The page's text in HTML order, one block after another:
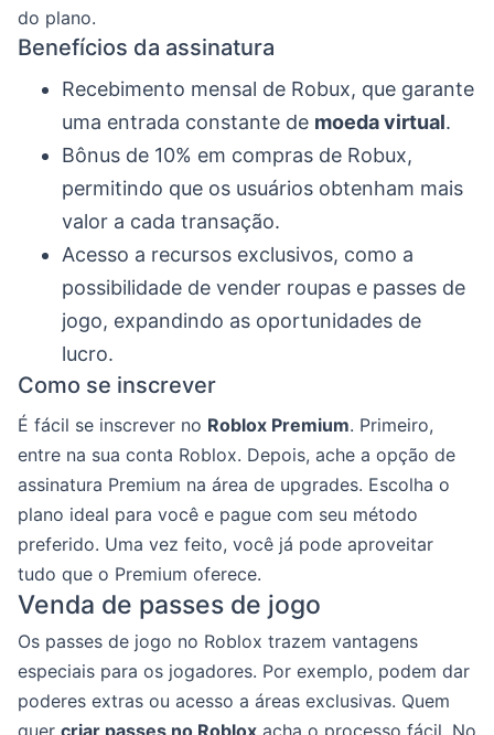
do plano.
Benefícios da assinatura
Recebimento mensal de Robux, que garante
uma entrada constante de moeda virtual.
Bônus de 10% em compras de Robux,
permitindo que os usuários obtenham mais
valor a cada transação.
Acesso a recursos exclusivos, como a
possibilidade de vender roupas e passes de
jogo, expandindo as oportunidades de
lucro.
Como se inscrever
É fácil se inscrever no Roblox Premium. Primeiro,
entre na sua conta Roblox. Depois, ache a opção de
assinatura Premium na área de upgrades. Escolha o
plano ideal para você e pague com seu método
preferido. Uma vez feito, você já pode aproveitar
tudo que o Premium oferece.
Venda de passes de jogo
Os passes de jogo no Roblox trazem vantagens
especiais para os jogadores. Por exemplo, podem dar
poderes extras ou acesso a áreas exclusivas. Quem
quer criar passes no Roblox acha o processo fácil. No